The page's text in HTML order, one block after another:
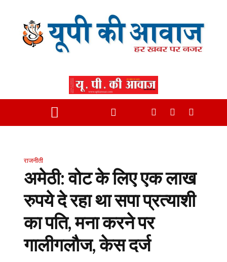
राजनीती
अमेठी: वोट के लिए एक लाख
रुपये दे रहा था सपा प्रत्याशी
का पति, मना करने पर
गालीगलौज, केस दर्ज